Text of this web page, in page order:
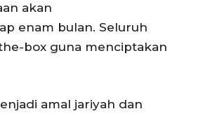
akan
enam bulan. Seluruh
box guna menciptakan
amal jariyah dan